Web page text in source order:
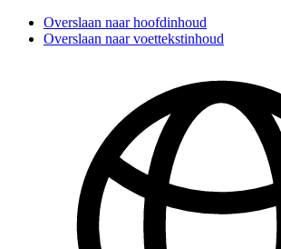
Overslaan naar hoofdinhoud
Overslaan naar voettekstinhoud